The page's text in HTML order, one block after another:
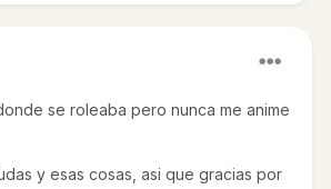
se roleaba pero nunca me anime
y esas cosas, asi que gracias por